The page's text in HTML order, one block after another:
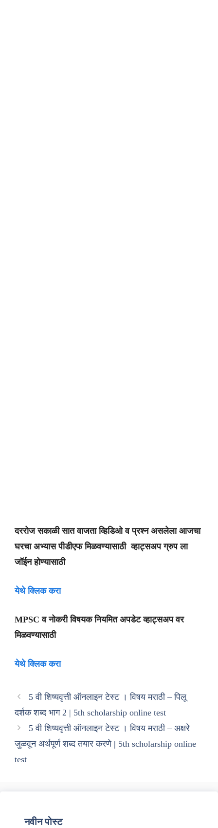
दररोज सकाळी सात वाजता व्हिडिओ व प्रश्न असलेला आजचा
घरचा अभ्यास पीडीएफ मिळवण्यासाठी व्हाट्सअप ग्रुप ला
जॉईन होण्यासाठी
येथे क्लिक करा
MPSC व नोकरी विषयक नियमित अपडेट व्हाट्सअप वर
मिळवण्यासाठी
येथे क्लिक करा
5 वी शिष्यवृत्ती ऑनलाइन टेस्ट । विषय मराठी – पिलू
दर्शक शब्द भाग 2 | 5th scholarship online test
5 वी शिष्यवृत्ती ऑनलाइन टेस्ट । विषय मराठी – अक्षरे
जुळवून अर्थपूर्ण शब्द तयार करणे | 5th scholarship online
test
नवीन पोस्ट